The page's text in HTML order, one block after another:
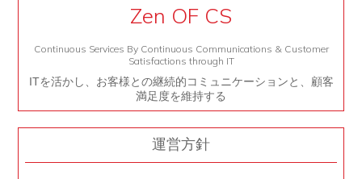
Zen OF CS
Continuous Services By Continuous Communications & Customer
Satisfactions through IT
ITを活かし、お客様との継続的コミュニケーションと、顧客
満足度を維持する
運営方針